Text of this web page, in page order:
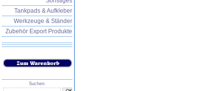
Tankpads & Aufkleber
Werkzeuge & Ständer
Zubehör Export Produkte
Suchen: